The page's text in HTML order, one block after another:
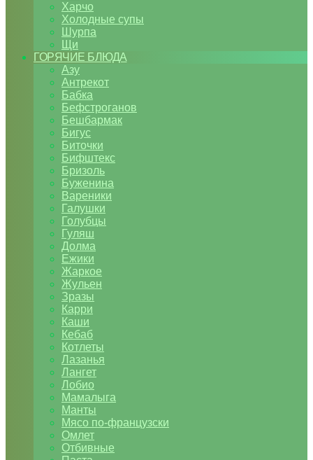
Харчо
Холодные супы
Шурпа
Щи
ГОРЯЧИЕ БЛЮДА
Азу
Антрекот
Бабка
Бефстроганов
Бешбармак
Бигус
Биточки
Бифштекс
Бризоль
Буженина
Вареники
Галушки
Голубцы
Гуляш
Долма
Ежики
Жаркое
Жульен
Зразы
Карри
Каши
Кебаб
Котлеты
Лазанья
Лангет
Лобио
Мамалыга
Манты
Мясо по-французски
Омлет
Отбивные